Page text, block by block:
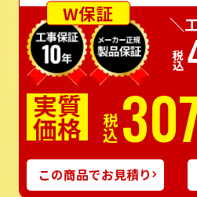
W保証
＼
税込
実質
価格 税込
この商品でお見積り